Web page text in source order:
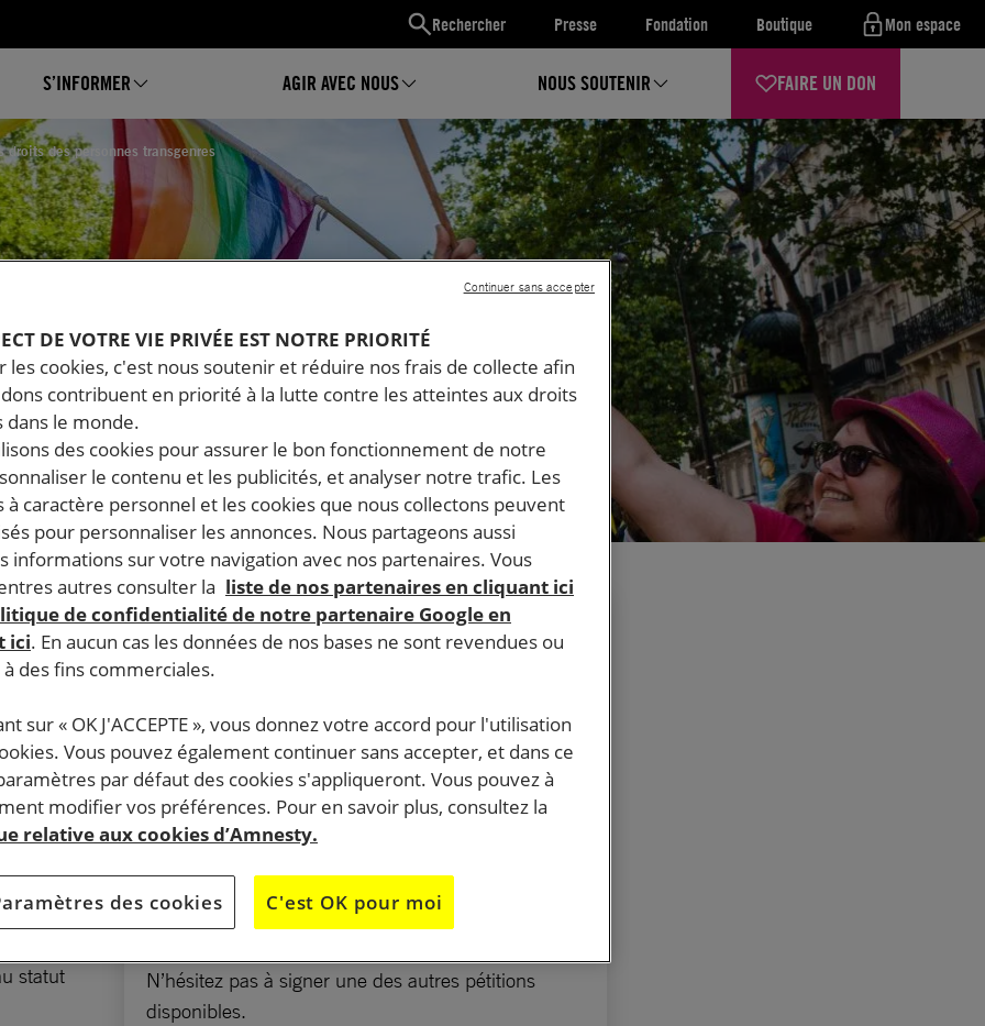
Rechercher Presse Fondation Boutique Mon espace
S’INFORMER AGIR AVEC NOUS NOUS SOUTENIR FAIRE UN DON
des personnes transgenres
au droit à
doit
statut
SIGNEZ LA PÉTITION
Monsieur le ministre de la justice, de la
transparence et des droits humains
La nouvelle législation doit protéger les droits des
personnes transgenres
Cette pétition est terminée
, merci pour votre
soutien.
N’hésitez pas à signer une des autres pétitions
disponibles.
DE VOTRE VIE PRIVÉE EST NOTRE PRIORITÉ
les cookies, c'est nous soutenir et réduire nos frais de collecte afin
contribuent en priorité à la lutte contre les atteintes aux droits
dans le monde.
des cookies pour assurer le bon fonctionnement de notre
le contenu et les publicités, et analyser notre trafic. Les
à caractère personnel et les cookies que nous collectons peuvent
pour personnaliser les annonces. Nous partageons aussi
informations sur votre navigation avec nos partenaires. Vous
autres consulter la liste de nos partenaires en cliquant ici
de confidentialité de notre partenaire Google en
ici. En aucun cas les données de nos bases ne sont revendues ou
des fins commerciales.
sur « OK J'ACCEPTE », vous donnez votre accord pour l'utilisation
Vous pouvez également continuer sans accepter, et dans ce
par défaut des cookies s'appliqueront. Vous pouvez à
modifier vos préférences. Pour en savoir plus, consultez la
relative aux cookies d’Amnesty.
des cookies C'est OK pour moi
Continuer sans accepter